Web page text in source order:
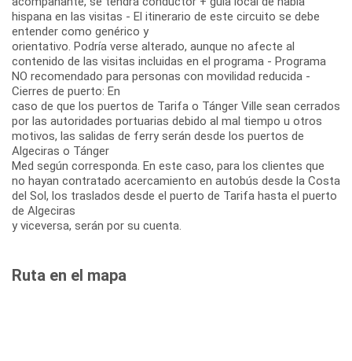
hispana en las visitas - El itinerario de este circuito se debe
entender como genérico y
orientativo. Podría verse alterado, aunque no afecte al
contenido de las visitas incluidas en el programa - Programa
NO recomendado para personas con movilidad reducida -
Cierres de puerto: En
caso de que los puertos de Tarifa o Tánger Ville sean cerrados
por las autoridades portuarias debido al mal tiempo u otros
motivos, las salidas de ferry serán desde los puertos de
Algeciras o Tánger
Med según corresponda. En este caso, para los clientes que
no hayan contratado acercamiento en autobús desde la Costa
del Sol, los traslados desde el puerto de Tarifa hasta el puerto
de Algeciras
y viceversa, serán por su cuenta.
Ruta en el mapa